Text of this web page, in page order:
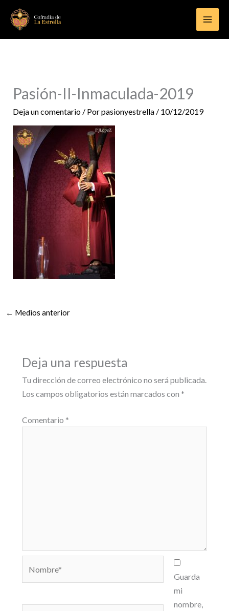
contenido
Pasión-II-Inmaculada-2019
Deja un comentario / Porpasionyestrella / 10/12/2019
← Medios anterior
Deja una respuesta
Tu dirección de correo electrónico no será publicada.
Los campos obligatorios están marcados con *
Comentario *
Guarda
mi
nombre,